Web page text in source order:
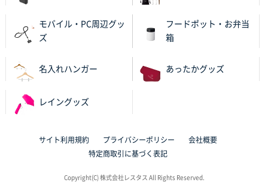
ワンポイント箔押し紙袋 Sサイズ(A5対応)
営業ご担当者さまより、ご丁寧なサポートをいただ
き、他のネット印刷サービスよりも安心して購入まで
【ポリ袋】特別ご注文ページ
頂きました。 今回も無理を言っておりますが、丁寧な
モバイル・PC周辺グッ
ズ
フードポット・お弁当
箱
名入れハンガー あったかグッズ
レイングッズ
サイト利用規約 プライバシーポリシー
会社概要
特定商取引に基づく表記
Copyright(C) 株式会社レスタス All Rights Reserved.